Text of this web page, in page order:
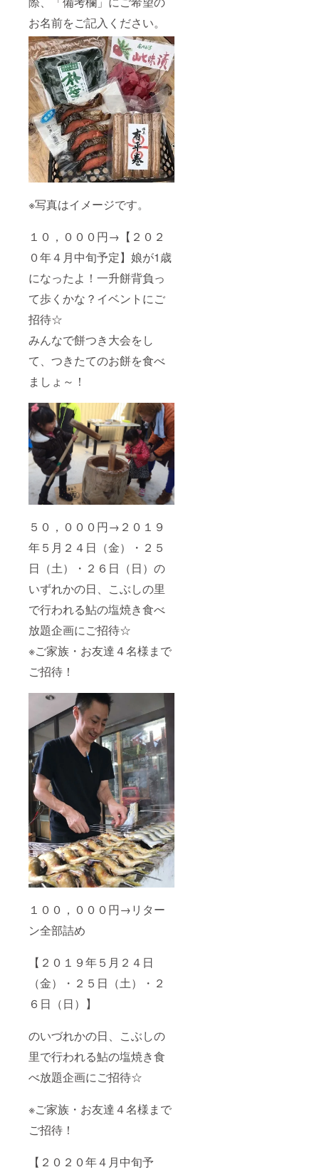
お名前をご記入ください。
※写真はイメージです。
１０，０００円→【２０２
０年４月中旬予定】娘が1歳
になったよ！一升餅背負っ
て歩くかな？イベントにご
招待☆
みんなで餅つき大会をし
て、つきたてのお餅を食べ
ましょ～！
５０，０００円→２０１９
年５月２４日（金）・２５
日（土）・２６日（日）の
いずれかの日、こぶしの里
で行われる鮎の塩焼き食べ
放題企画にご招待☆
※ご家族・お友達４名様まで
ご招待！
１００，０００円→リター
ン全部詰め
【２０１９年５月２４日
（金）・２５日（土）・２
６日（日）】
のいづれかの日、こぶしの
里で行われる鮎の塩焼き食
べ放題企画にご招待☆
※ご家族・お友達４名様まで
ご招待！
【２０２０年４月中旬予